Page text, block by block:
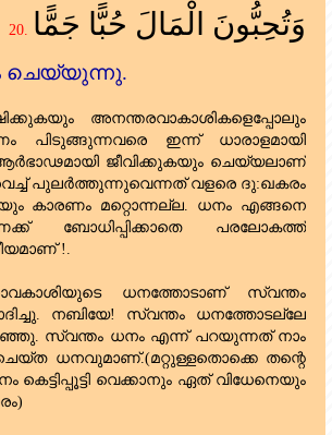
20. وَتُحِبُّونَ الْمَالَ حُبًّا جَمًّا
ചെയ്യുന്നു.
അനന്തരവാകാശികളെപ്പോലും
ഇന്ന് ധാരാളമായി
ജീവിക്കുകയും ചെയ്യലാണ്‌
പുലർത്തുന്നുവെന്നത്‌ വളരെ ദു:ഖകരം
കാരണം മറ്റൊന്നല്ല. ധനം എങ്ങനെ
ബോധിപ്പിക്കാതെ പരലോകത്ത്‌
!.
ധനത്തോടാണ്‌ സ്വന്തം
നബിയേ! സ്വന്തം ധനത്തോടല്ലേ
സ്വന്തം ധനം എന്ന് പറയുന്നത്‌ നാം
ചെയ്ത ധനവുമാണ്‌.(മറ്റുള്ളതൊക്കെ തന്റെ
വെക്കാനും ഏത്‌ വിധേനെയും